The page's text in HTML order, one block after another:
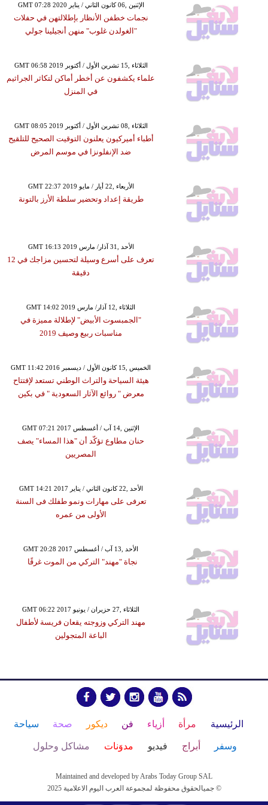
GMT 07:28 2020 الإثنين ,06 كانون الثاني / يناير
نجمات خطفن الأنظار بإطلالتهن في حفلات
"الغولدن غلوب" منهن أنجيلينا جولي
GMT 06:58 2019 الثلاثاء ,15 تشرين الأول / أكتوبر
علماء يكشفون عن أخطر أماكن لتكاثر الجراثيم
في المنزل
GMT 08:05 2019 الثلاثاء ,08 تشرين الأول / أكتوبر
أطباء أميركيون يعلنون التوقيت الصحيح للتلقيح
ضد الإنفلونزا في موسم المرض
GMT 22:37 2019 الأربعاء ,22 أيار / مايو
طريقة إعداد وتحضير سلطة الأرز بالتونة
GMT 16:13 2019 الأحد ,31 آذار/ مارس
تعرف على أسرع وسيلة لتحسين مزاجك في 12
دقيقة
GMT 14:02 2019 الثلاثاء ,12 آذار/ مارس
"الجمبسوت الأبيض" لإطلالة مميزة في
مناسبات ربيع وصيف 2019
GMT 11:42 2016 الخميس ,15 كانون الأول / ديسمبر
هيئة السياحة والتراث الوطني تستعد لإفتتاح
معرض " روائع الآثار السعودية " في بكين
GMT 07:21 2017 الإثنين ,14 آب / أغسطس
حنان مطاوع تؤكّد أن "هذا المساء" يصف
المصريين
GMT 14:21 2017 الأحد ,22 كانون الثاني / يناير
تعرفى على مهارات ونمو طفلك فى السنة
الأولى من عمره
GMT 20:28 2017 الأحد ,13 آب / أغسطس
نجاة "مهند" التركي من الموت غرقًا
GMT 06:22 2017 الثلاثاء ,27 حزيران / يونيو
مهند التركي وزوجته يقعان فريسة لأطفال
الباعة المتجولين
الرئيسية مرأة أزياء فن ديكور صحة سياحة
وسفر أبراج فيديو مدوَنات مشاكل وحلول
Maintained and developed by Arabs Today Group SAL
جميالحقوق محفوظة لمجموعة العرب اليوم الاعلامية 2025 ©